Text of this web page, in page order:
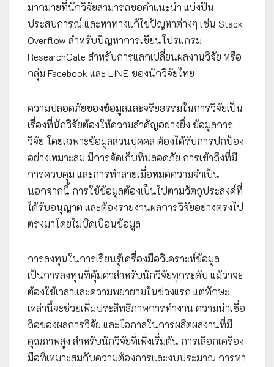
มากมายที่นักวิจัยสามารถขอคำแนะนำ แบ่งปัน
ประสบการณ์ และหาทางแก้ไขปัญหาต่างๆ เช่น Stack
Overflow สำหรับปัญหาการเขียนโปรแกรม
ResearchGate สำหรับการแลกเปลี่ยนผลงานวิจัย หรือ
กลุ่ม Facebook และ LINE ของนักวิจัยไทย
ความปลอดภัยของข้อมูลและจริยธรรมในการวิจัยเป็น
เรื่องที่นักวิจัยต้องให้ความสำคัญอย่างยิ่ง ข้อมูลการ
วิจัย โดยเฉพาะข้อมูลส่วนบุคคล ต้องได้รับการปกป้อง
อย่างเหมาะสม มีการจัดเก็บที่ปลอดภัย การเข้าถึงที่มี
การควบคุม และการทำลายเมื่อหมดความจำเป็น
นอกจากนี้ การใช้ข้อมูลต้องเป็นไปตามวัตถุประสงค์ที่
ได้รับอนุญาต และต้องรายงานผลการวิจัยอย่างตรงไป
ตรงมาโดยไม่บิดเบือนข้อมูล
การลงทุนในการเรียนรู้เครื่องมือวิเคราะห์ข้อมูล
เป็นการลงทุนที่คุ้มค่าสำหรับนักวิจัยทุกระดับ แม้ว่าจะ
ต้องใช้เวลาและความพยายามในช่วงแรก แต่ทักษะ
เหล่านี้จะช่วยเพิ่มประสิทธิภาพการทำงาน ความน่าเชื่อ
ถือของผลการวิจัย และโอกาสในการผลิตผลงานที่มี
คุณภาพสูง สำหรับนักวิจัยที่เพิ่งเริ่มต้น การเลือกเครื่อง
มือที่เหมาะสมกับความต้องการและงบประมาณ การหา